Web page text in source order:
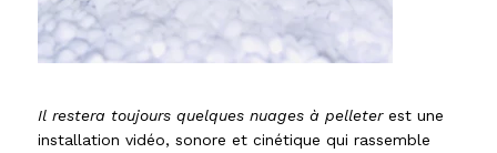
Il restera toujours quelques nuages à pelleterest une
installation vidéo, sonore et cinétique qui rassemble